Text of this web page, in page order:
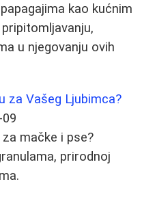
kao kućnim
u njegovanju ovih
za Vašeg Ljubimca?
mačke i pse?
prirodnoj